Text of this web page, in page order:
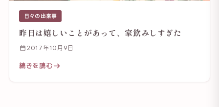
日々の出来事
昨日は嬉しいことがあって、家飲みしすぎた
2017年10月9日
続きを読む